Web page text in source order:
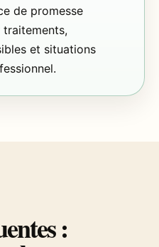
de promesse
traitements,
et situations
: